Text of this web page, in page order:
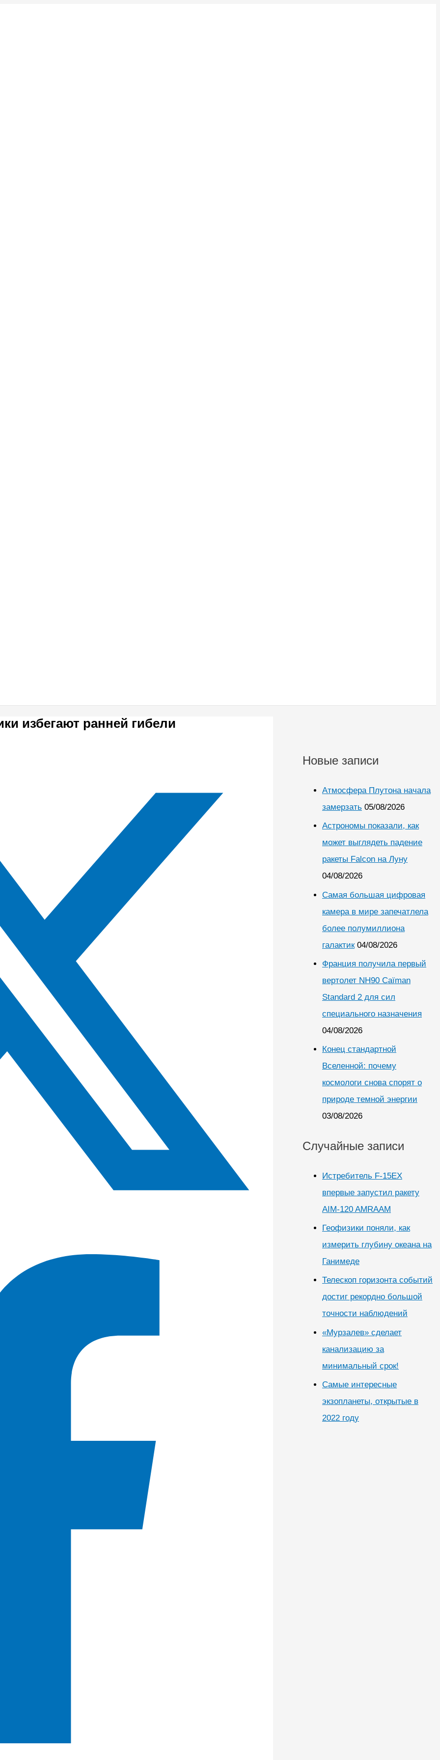
избегают ранней гибели
Новые записи
Атмосфера Плутона начала
замерзать 05/08/2026
Астрономы показали, как
может выглядеть падение
ракеты Falcon на Луну
04/08/2026
Самая большая цифровая
камера в мире запечатлела
более полумиллиона
галактик 04/08/2026
Франция получила первый
вертолет NH90 Caïman
Standard 2 для сил
специального назначения
04/08/2026
Конец стандартной
Вселенной: почему
космологи снова спорят о
природе темной энергии
03/08/2026
Случайные записи
Истребитель F-15EX
впервые запустил ракету
AIM-120 AMRAAM
Геофизики поняли, как
измерить глубину океана на
Ганимеде
Телескоп горизонта событий
достиг рекордно большой
точности наблюдений
«Мурзалев» сделает
канализацию за
минимальный срок!
Самые интересные
экзопланеты, открытые в
2022 году